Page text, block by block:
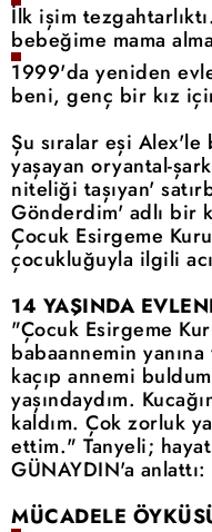
İlk işim
bebeğime mama
1999'da yeniden
beni, genç bir kız
Şu sıralar eşi
yaşayan oryantal-
niteliği taşıyan'
Gönderdim' adlı bir
Çocuk Esirgeme
çocukluğuyla ilgili
14 YAŞINDA
"Çocuk Esirgeme
babaannemin
kaçıp annemi
yaşındaydım.
kaldım. Çok zorluk
ettim." Tanyeli;
GÜNAYDIN'a anlattı:
MÜCADELE